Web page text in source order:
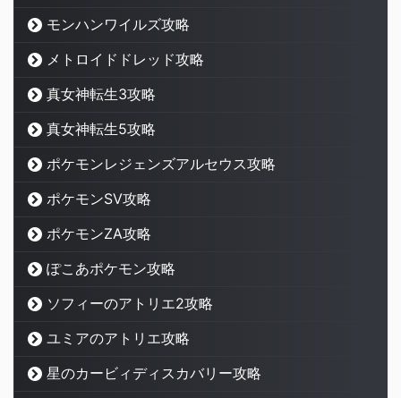
モンハンワイルズ攻略
メトロイドドレッド攻略
真女神転生3攻略
真女神転生5攻略
ポケモンレジェンズアルセウス攻略
ポケモンSV攻略
ポケモンZA攻略
ぽこあポケモン攻略
ソフィーのアトリエ2攻略
ユミアのアトリエ攻略
星のカービィディスカバリー攻略